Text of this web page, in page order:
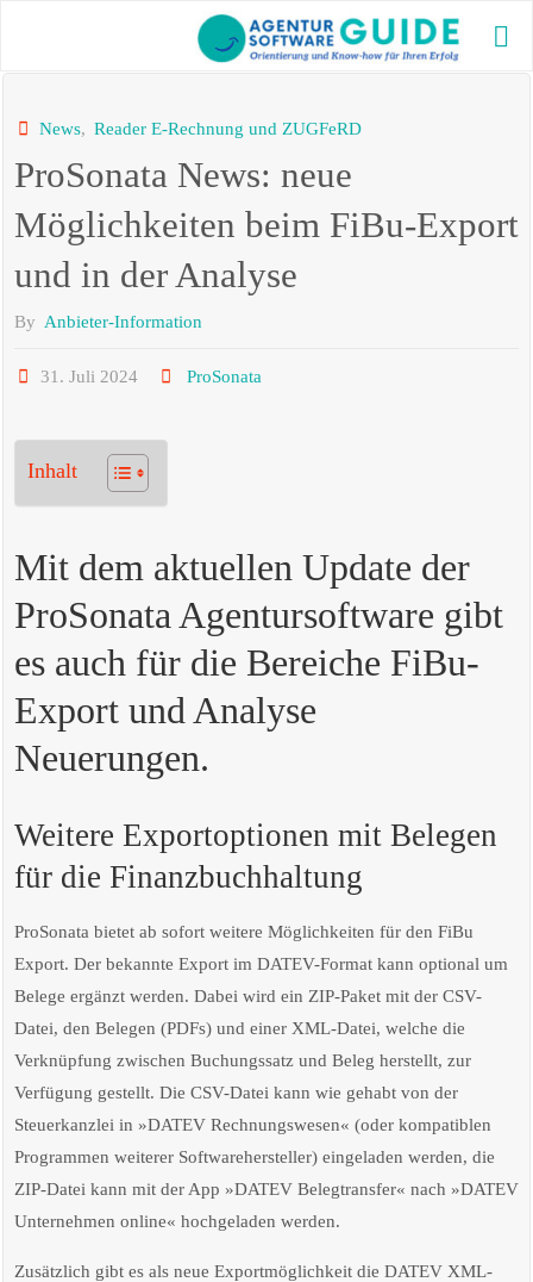
content
News, Reader E-Rechnung und ZUGFeRD
ProSonata News: neue
Möglichkeiten beim FiBu-Export
und in der Analyse
By Anbieter-Information
31. Juli 2024 ProSonata
Inhalt
Mit dem aktuellen Update der
ProSonata Agentursoftware gibt
es auch für die Bereiche FiBu-
Export und Analyse
Neuerungen.
Weitere Exportoptionen mit Belegen
für die Finanzbuchhaltung
ProSonata bietet ab sofort weitere Möglichkeiten für den FiBu
Export. Der bekannte Export im DATEV-Format kann optional um
Belege ergänzt werden. Dabei wird ein ZIP-Paket mit der CSV-
Datei, den Belegen (PDFs) und einer XML-Datei, welche die
Verknüpfung zwischen Buchungssatz und Beleg herstellt, zur
Verfügung gestellt. Die CSV-Datei kann wie gehabt von der
Steuerkanzlei in »DATEV Rechnungswesen« (oder kompatiblen
Programmen weiterer Softwarehersteller) eingeladen werden, die
ZIP-Datei kann mit der App »DATEV Belegtransfer« nach »DATEV
Unternehmen online« hochgeladen werden.
Zusätzlich gibt es als neue Exportmöglichkeit die DATEV XML-